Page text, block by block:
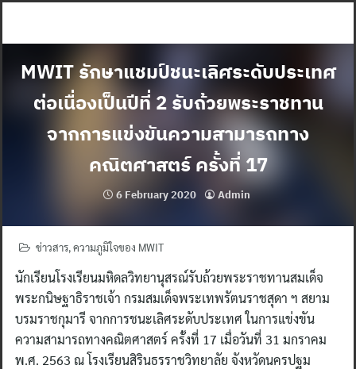
MWIT รักษาแชมป์ชนะเลิศระดับประเทศ
ต่อเนื่องเป็นปีที่ 2 รับถ้วยพระราชทาน
จากการแข่งขันความสามารถทาง
คณิตศาสตร์ ครั้งที่ 17
6 February 2020 Admin
ข่าวสาร,ความภูมิใจของ MWIT
นักเรียนโรงเรียนมหิดลวิทยานุสรณ์รับถ้วยพระราชทานสมเด็จ
พระกนิษฐาธิราชเจ้า กรมสมเด็จพระเทพรัตนราชสุดา ฯ สยาม
บรมราชกุมารี จากการชนะเลิศระดับประเทศ ในการแข่งขัน
ความสามารถทางคณิตศาสตร์ ครั้งที่ 17 เมื่อวันที่ 31 มกราคม
พ.ศ. 2563 ณ โรงเรียนสิรินธรราชวิทยาลัย จังหวัดนครปฐม